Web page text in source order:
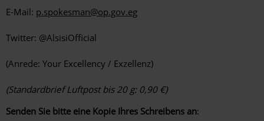
E-Mail: p.spokesman@op.gov.eg
Twitter: @AlsisiOfficial
(Anrede: Your Excellency / Exzellenz)
(Standardbrief Luftpost bis 20 g: 0,90 €)
Senden Sie bitte eine Kopie Ihres Schreibens an: